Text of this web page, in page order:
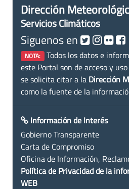
Dirección
Servicios Climáticos
Siguenos en
NOTA: Todos los datos e
este Portal son de acceso y
se solicita citar a la Dirección
como la fuente de la
Información de Interés
Gobierno Transparente
Carta de Compromiso
Oficina de Información,
Política de Privacidad de la
WEB